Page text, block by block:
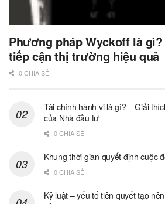
Phương pháp Wyckoff là
tiếp cận thị trường hiệu quả
0 CHIA SẺ
Tài chính hành vi là gì? – Giải
của Nhà đầu tư
0 CHIA SẺ
Khung thời gian quyết định cuộc
0 CHIA SẺ
Kỷ luật – yếu tố tiên quyết tạo